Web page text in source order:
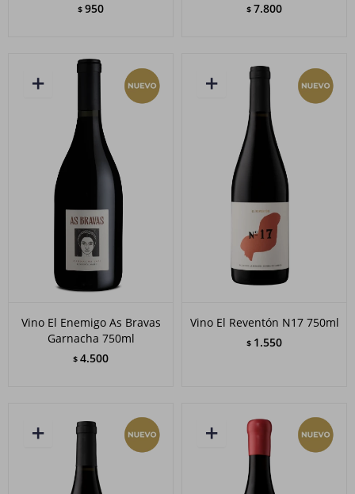
$ 950 $ 7.800
Vino El Enemigo As Bravas
Garnacha 750ml
$ 4.500
Vino El Reventón N17 750ml
$ 1.550